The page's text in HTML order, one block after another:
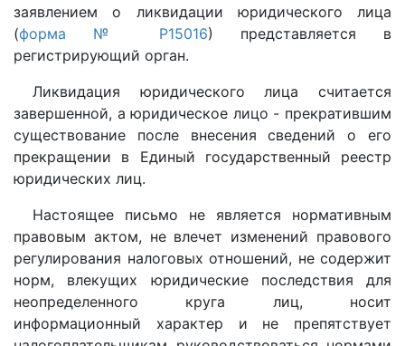
заявлением о ликвидации юридического лица
(форма № Р15016) представляется в
регистрирующий орган.
Ликвидация юридического лица считается
завершенной, а юридическое лицо - прекратившим
существование после внесения сведений о его
прекращении в Единый государственный реестр
юридических лиц.
Настоящее письмо не является нормативным
правовым актом, не влечет изменений правового
регулирования налоговых отношений, не содержит
норм, влекущих юридические последствия для
неопределенного круга лиц, носит
информационный характер и не препятствует